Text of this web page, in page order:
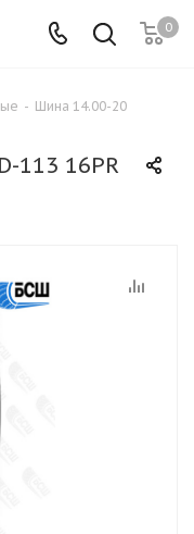
0
- Шина 14.00-20
113 16PR